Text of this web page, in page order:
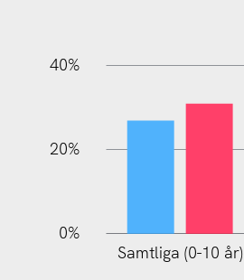
40%
20%
0%
Samtliga (0-10 år)